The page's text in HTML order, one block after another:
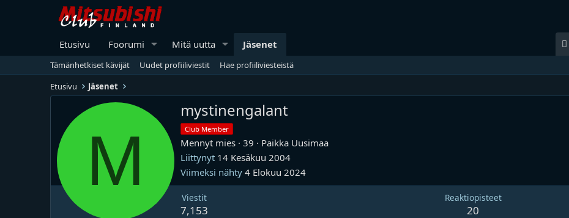
Etusivu Foorumi Mitä uutta Jäsenet
Tämänhetkiset kävijät Uudet profiiliviestit
Hae profiiliviesteistä
Etusivu
Jäsenet
M
mystinengalant
Club Member
Mennyt mies · 39 · Paikka Uusimaa
Liittynyt 14 Kesäkuu 2004
Viimeksi nähty 4 Elokuu 2024
Viestit
7,153
Reaktiopisteet
20